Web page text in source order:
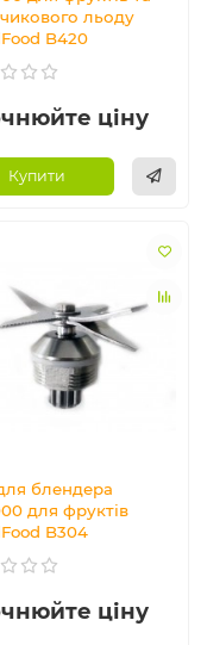
льоду
B420
ціну
Купити
блендера
для фруктів
B304
ціну